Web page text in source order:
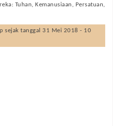
Tuhan, Kemanusiaan, Persatuan,
sejak tanggal 31 Mei 2018 - 10